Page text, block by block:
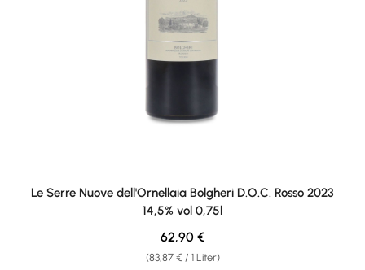
Le Serre Nuove dell'Ornellaia Bolgheri D.O.C. Rosso 2023
14,5% vol 0,75l
(83,87 € / 1 Liter)
Regulärer Preis:
62,90 €